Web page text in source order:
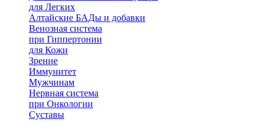
для Легких
Алтайские БАДы и добавки
Венозная система
при Гиппертонии
для Кожи
Зрение
Иммунитет
Мужчинам
Нервная система
при Онкологии
Суставы